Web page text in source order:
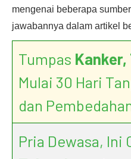
mengenai beberapa
jawabannya dalam artikel
Tumpas
Mulai 30 Hari
dan
Pria Dewasa, Ini